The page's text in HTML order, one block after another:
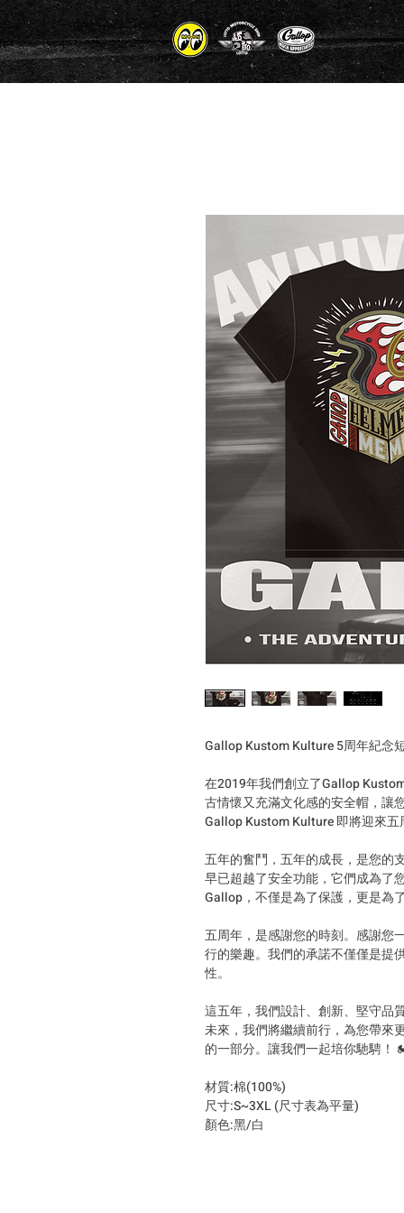
Gallop Kustom Kulture 5周年紀念
在2019年我們創立了Gallop
古情懷又充滿文化感的安全帽，讓
Gallop Kustom Kulture 即將迎來
五年的奮鬥，五年的成長，是您的
早已超越了安全功能，它們成為了
Gallop，不僅是為了保護，更是為
五周年，是感謝您的時刻。感謝您
行的樂趣。我們的承諾不僅僅是提
性。
這五年，我們設計、創新、堅守品
未來，我們將繼續前行，為您帶來
的一部分。讓我們一起培你馳騁
材質:棉(100%)
尺寸:S~3XL (尺寸表為平量)
顏色:黑/白